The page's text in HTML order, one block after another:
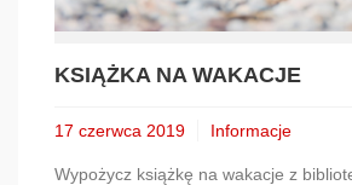
KSIĄŻKA NA WAKACJE
17 czerwca 2019 Informacje
Wypożycz książkę na wakacje z